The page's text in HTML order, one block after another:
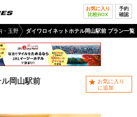
お気に入り
比較BOX
予約
確認
・玉野 ダイワロイネットホテル岡山駅前 プラン一覧
岡山駅前
お気に入り
に追加